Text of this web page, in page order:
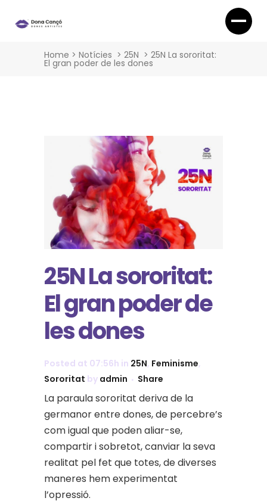
Home > Notícies > 25N > 25N La sororitat:
El gran poder de les dones
25N La sororitat:
El gran poder de
les dones
Posted at 07:56h in 25N, Feminisme,
Sororitat by admin Share
La paraula sororitat deriva de la
germanor entre dones, de percebre’s
com igual que poden aliar-se,
compartir i sobretot, canviar la seva
realitat pel fet que totes, de diverses
maneres hem experimentat
l’opressió.